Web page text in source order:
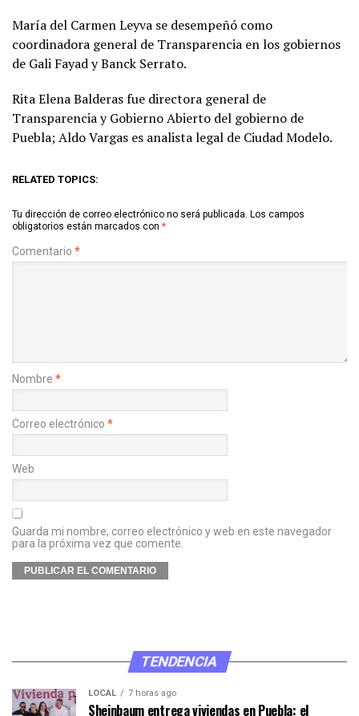
María del Carmen Leyva se desempeñó como
coordinadora general de Transparencia en los gobiernos
de Gali Fayad y Banck Serrato.
Rita Elena Balderas fue directora general de
Transparencia y Gobierno Abierto del gobierno de
Puebla; Aldo Vargas es analista legal de Ciudad Modelo.
RELATED TOPICS:
Tu dirección de correo electrónico no será publicada. Los campos
obligatorios están marcados con *
Comentario *
Nombre *
Correo electrónico *
Web
Guarda mi nombre, correo electrónico y web en este navegador
para la próxima vez que comente.
TENDENCIA
LOCAL 7 horas ago
Sheinbaum entrega viviendas en Puebla: el